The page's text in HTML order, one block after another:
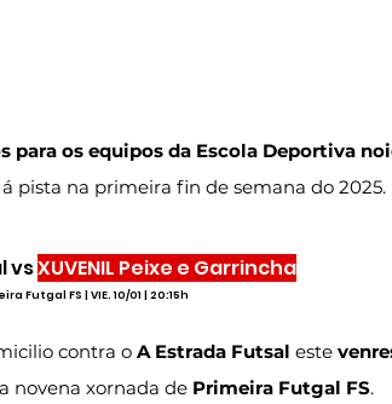
para os equipos da Escola Deportiva
pista na primeira fin de semana do 2025.
vs XUVENIL Peixe e Garrincha
Futgal FS | VIE. 10/01 | 20:15h
contra o A Estrada Futsal este
novena xornada de Primeira Futgal FS.